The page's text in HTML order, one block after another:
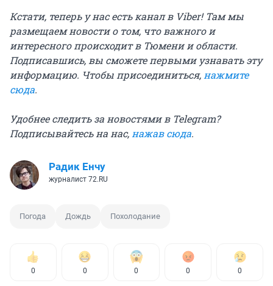
Кстати, теперь у нас есть канал в Viber! Там мы
размещаем новости о том, что важного и
интересного происходит в Тюмени и области.
Подписавшись, вы сможете первыми узнавать эту
информацию. Чтобы присоединиться, нажмите
сюда.
Удобнее следить за новостями в Telegram?
Подписывайтесь на нас, нажав сюда.
Радик Енчу
журналист 72.RU
Погода Дождь Похолодание
0 0 0 0 0